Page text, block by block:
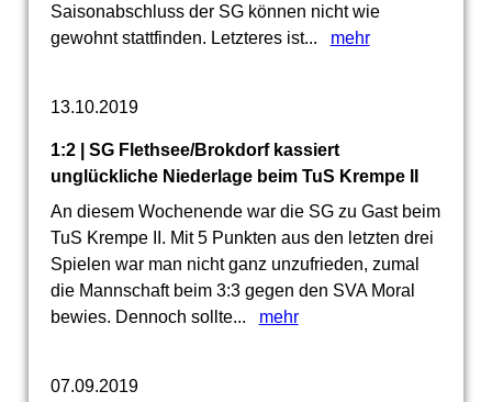
Saisonabschluss der SG können nicht wie
gewohnt stattfinden. Letzteres ist... mehr
13.10.2019
1:2 | SG Flethsee/Brokdorf kassiert
unglückliche Niederlage beim TuS Krempe II
An diesem Wochenende war die SG zu Gast beim
TuS Krempe II. Mit 5 Punkten aus den letzten drei
Spielen war man nicht ganz unzufrieden, zumal
die Mannschaft beim 3:3 gegen den SVA Moral
bewies. Dennoch sollte... mehr
07.09.2019